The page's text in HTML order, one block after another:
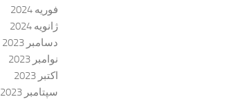
فوریه 2024
ژانویه 2024
دسامبر 2023
نوامبر 2023
اکتبر 2023
سپتامبر 2023